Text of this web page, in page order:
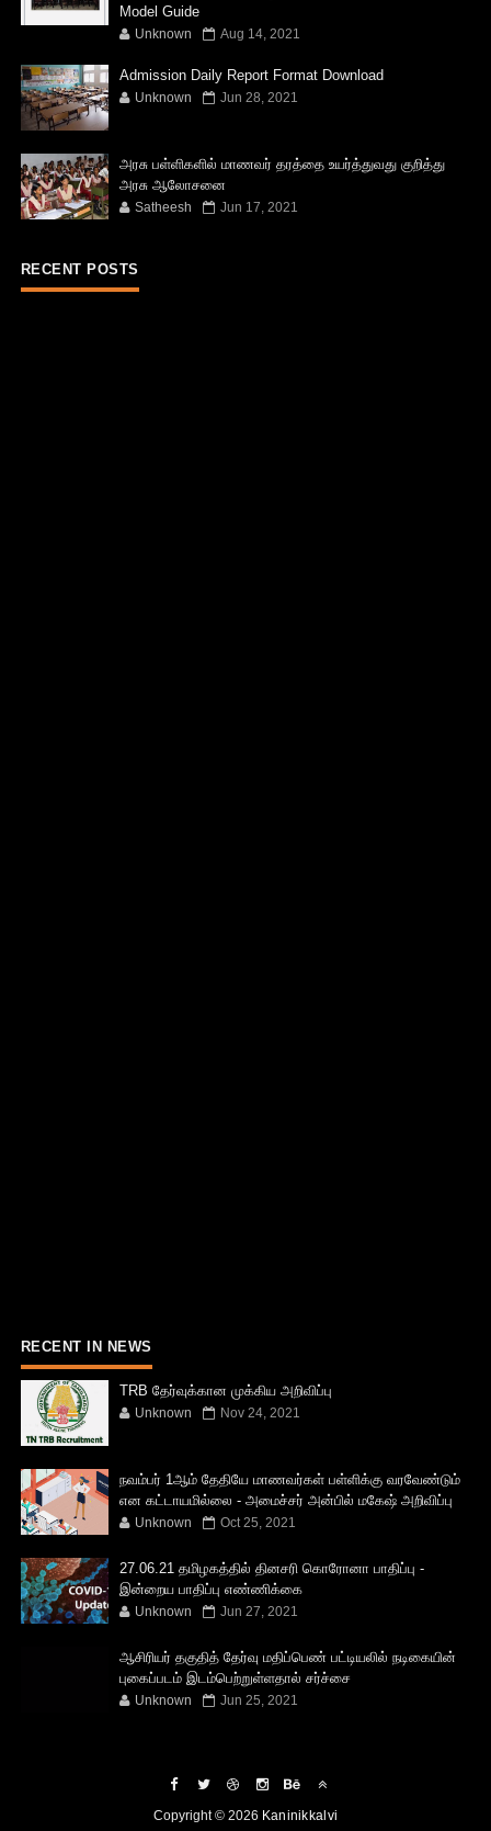
Model Guide
Unknown Aug 14, 2021
Admission Daily Report Format Download
Unknown Jun 28, 2021
அரசு பள்ளிகளில் மாணவர் தரத்தை உயர்த்துவது குறித்து
அரசு ஆலோசனை
Satheesh Jun 17, 2021
RECENT POSTS
RECENT IN NEWS
TRB தேர்வுக்கான முக்கிய அறிவிப்பு
Unknown Nov 24, 2021
நவம்பர் 1ஆம் தேதியே மாணவர்கள் பள்ளிக்கு வரவேண்டும்
என கட்டாயமில்லை - அமைச்சர் அன்பில் மகேஷ் அறிவிப்பு
Unknown Oct 25, 2021
27.06.21 தமிழகத்தில் தினசரி கொரோனா பாதிப்பு -
இன்றைய பாதிப்பு எண்ணிக்கை
Unknown Jun 27, 2021
ஆசிரியர் தகுதித் தேர்வு மதிப்பெண் பட்டியலில் நடிகையின்
புகைப்படம் இடம்பெற்றுள்ளதால் சர்ச்சை
Unknown Jun 25, 2021
Copyright © 2026 Kaninikkalvi